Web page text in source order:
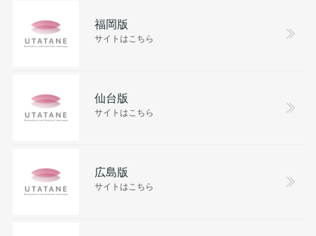
福岡版
サイトはこちら
仙台版
サイトはこちら
広島版
サイトはこちら